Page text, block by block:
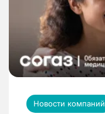
Новости компаний